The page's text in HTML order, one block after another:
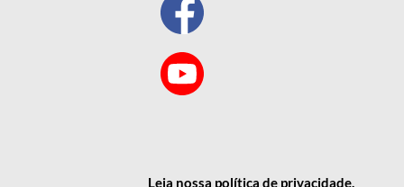
Leia nossa política de privacidade.